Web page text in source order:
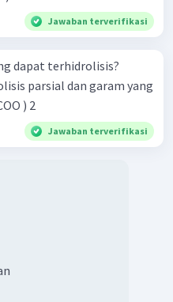
Jawaban terverifikasi
dapat terhidrolisis?
parsial dan garam yang
3 ​ COO ) 2
Jawaban terverifikasi